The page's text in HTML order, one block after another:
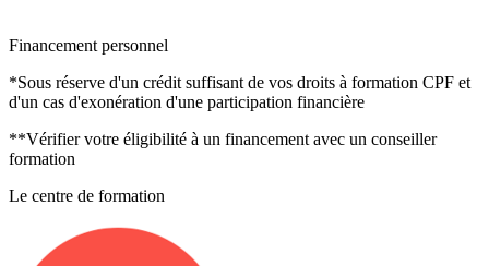
Financement personnel
*Sous réserve d'un crédit suffisant de vos droits à formation CPF et
d'un cas d'exonération d'une participation financière
**Vérifier votre éligibilité à un financement avec un conseiller
formation
Le centre de formation